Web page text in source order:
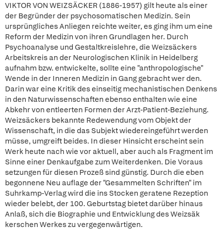
VIKTOR VON WEIZSÄCKER (1886-1957) gilt heute als einer
der Begründer der psychosomatischen Medizin. Sein
ursprüngliches Anliegen reichte weiter, es ging ihm um eine
Reform der Medizin von ihren Grundlagen her. Durch
Psychoanalyse und Gestaltkreislehre, die Weizsäckers
Arbeitskreis an der Neurologischen Klinik in Heidelberg
aufnahm bzw. entwickelte, sollte eine "anthropologische"
Wende in der Inneren Medizin in Gang gebracht wer den.
Darin war eine Kritik des einseitig mechanistischen Denkens
in den Naturwissenschaften ebenso enthalten wie eine
Abkehr von entleerten Formen der Arzt-Patient-Beziehung.
Weizsäckers bekannte Redewendung vom Objekt der
Wissenschaft, in die das Subjekt wiedereingeführt werden
müsse, umgreift beides. In dieser Hinsicht erscheint sein
Werk heute nach wie vor aktuell, aber auch als Fragment im
Sinne einer Denkaufgabe zum Weiterdenken. Die Voraus
setzungen für diesen Prozeß sind günstig. Durch die eben
begonnene Neu auflage der "Gesammelten Schriften" im
Suhrkamp-Verlag wird die ins Stocken geratene Rezeption
wieder belebt, der 100. Geburtstag bietet darüber hinaus
Anlaß, sich die Biographie und Entwicklung des Weizsäk
kerschen Werkes zu vergegenwärtigen.